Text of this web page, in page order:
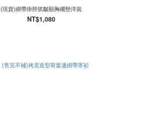
(現貨)綁帶掛脖抓皺顯胸襯墊洋裝
NT$1,080